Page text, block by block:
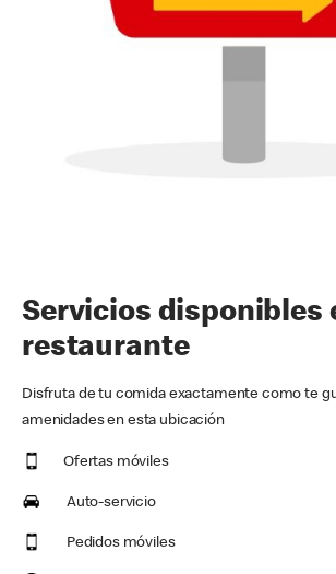
Servicios disponibles
restaurante
Disfruta de tu comida exactamente como te
amenidades en esta ubicación
Ofertas móviles
Auto-servicio
Pedidos móviles